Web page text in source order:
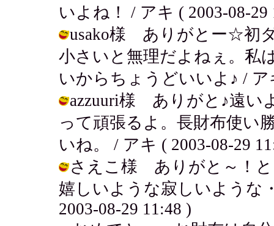
いよね！ / アキ ( 2003-08-29
usako様 ありがとー☆初
小さいと無理だよねぇ。私
いからちょうどいいよ♪ / ア
azzuuri様 ありがと♪遠い
って頑張るよ。長財布使い
いね。 / アキ ( 2003-08-29
さえこ様 ありがと～！と
嬉しいような寂しいような
2003-08-29 11:48 )